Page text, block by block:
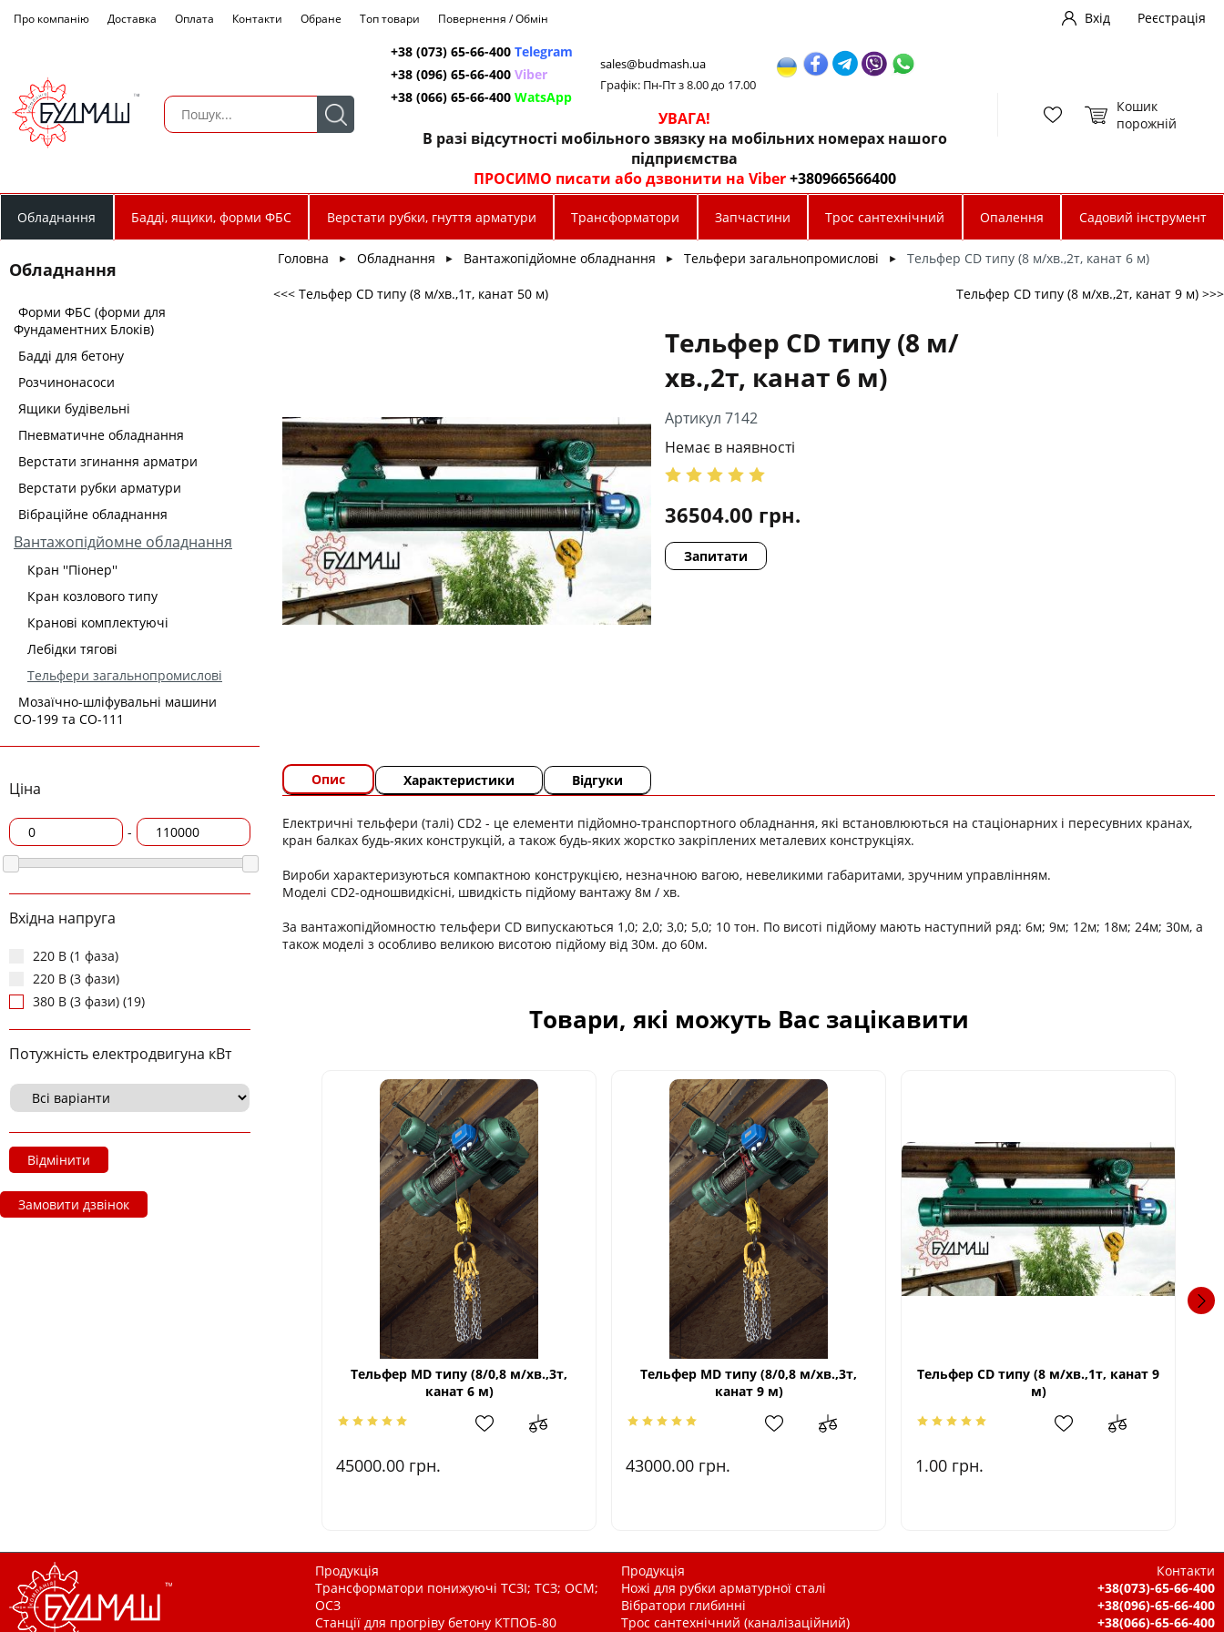
Про компанію Доставка Оплата Контакти Обране Топ товари Повернення / Обмін Вхід
Реєстрація
+38 (073) 65-66-400 Telegram
+38 (096) 65-66-400 Viber
+38 (066) 65-66-400 WatsApp
sales@budmash.ua
Графік: Пн-Пт з 8.00 до 17.00
УВАГА!
В разі відсутності мобільного звязку на мобільних номерах нашого
підприємства
ПРОСИМО писати або дзвонити на Viber+380966566400
Кошик
порожній
Обладнання Бадді, ящики, форми ФБС Верстати рубки, гнуття арматури Трансформатори Запчастини Трос сантехнічний Опалення Садовий інструмент
Обладнання
Форми ФБС (форми для
Фундаментних Блоків)
Бадді для бетону
Розчинонасоси
Ящики будівельні
Пневматичне обладнання
Верстати згинання арматри
Верстати рубки арматури
Вібраційне обладнання
Вантажопідйомне обладнання
Кран ''Піонер''
Кран козлового типу
Кранові комплектуючі
Лебідки тягові
Тельфери загальнопромислові
Мозаїчно-шліфувальні машини
СО-199 та СО-111
Ціна
-
Вхідна напруга
220 В (1 фаза)
220 В (3 фази)
380 В (3 фази) (19)
Потужність електродвигуна кВт
Відмінити
Замовити дзвінок
Головна ► Обладнання ► Вантажопідйомне обладнання ► Тельфери загальнопромислові ► Тельфер CD типу (8 м/хв.,2т, канат 6 м)
<<< Тельфер CD типу (8 м/хв.,1т, канат 50 м) Тельфер CD типу (8 м/хв.,2т, канат 9 м) >>>
Тельфер CD типу (8 м/
хв.,2т, канат 6 м)
Артикул 7142
Немає в наявності
36504.00 грн.
Запитати
Опис Характеристики Відгуки
Електричні тельфери (талі) CD2 - це елементи підйомно-транспортного обладнання, які встановлюються на стаціонарних і пересувних кранах,
кран балках будь-яких конструкцій, а також будь-яких жорстко закріплених металевих конструкціях.
Вироби характеризуються компактною конструкцією, незначною вагою, невеликими габаритами, зручним управлінням.
Моделі CD2-одношвидкісні, швидкість підйому вантажу 8м / хв.
За вантажопідйомностю тельфери CD випускаються 1,0; 2,0; 3,0; 5,0; 10 тон. По висоті підйому мають наступний ряд: 6м; 9м; 12м; 18м; 24м; 30м, а
також моделі з особливо великою висотою підйому від 30м. до 60м.
Товари, які можуть Вас зацікавити
Тельфер МD типу (8/0,8 м/хв.,3т,
канат 6 м)
45000.00 грн.
Тельфер МD типу (8/0,8 м/хв.,3т,
канат 9 м)
43000.00 грн.
Тельфер CD типу (8 м/хв.,1т, канат 9
м)
1.00 грн.
Продукція
Трансформатори понижуючі ТСЗІ; ТСЗ; ОСМ;
ОСЗ
Станції для прогріву бетону КТПОБ-80
Продукція
Ножі для рубки арматурної сталі
Вібратори глибинні
Трос сантехнічний (каналізаційний)
Контакти
+38(073)-65-66-400
+38(096)-65-66-400
+38(066)-65-66-400